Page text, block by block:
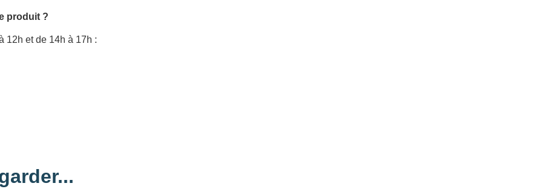
produit ?
12h et de 14h à 17h :